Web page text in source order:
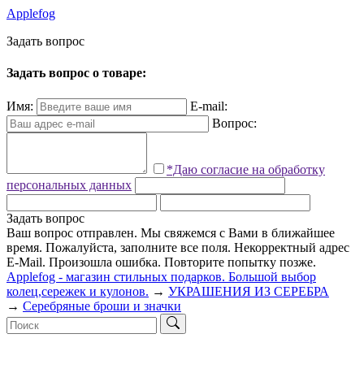
Applefog
Задать вопрос
Задать вопрос о товаре:
Имя:
E-mail:
Вопрос:
*Даю согласие на обработку
персональных данных
Задать вопрос
Ваш вопрос отправлен. Мы свяжемся с Вами в ближайшее
время. Пожалуйста, заполните все поля. Некорректный адрес
E-Mail. Произошла ошибка. Повторите попытку позже.
Applefog - магазин стильных подарков. Большой выбор
колец,сережек и кулонов. → УКРАШЕНИЯ ИЗ СЕРЕБРА
→ Серебряные броши и значки